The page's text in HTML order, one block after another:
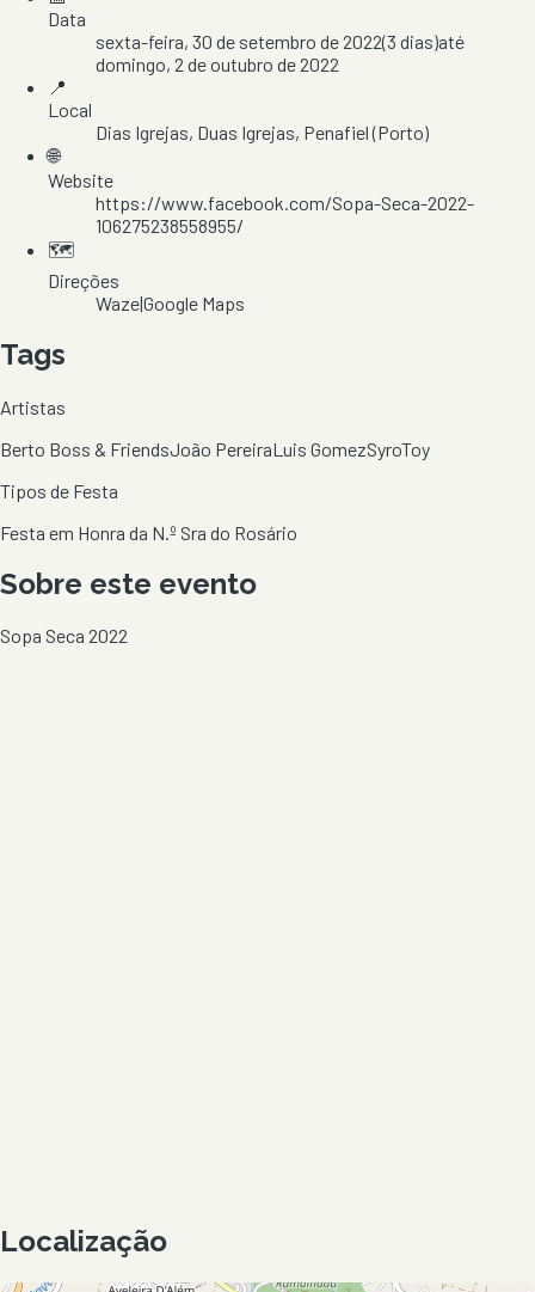
Data
sexta-feira, 30 de setembro de 2022(3 dias)até
domingo, 2 de outubro de 2022
📍
Local
Dias Igrejas, Duas Igrejas, Penafiel(Porto)
🌐
Website
https://www.facebook.com/Sopa-Seca-2022-
106275238558955/
🗺️
Direções
Waze|Google Maps
Tags
Artistas
Berto Boss & FriendsJoão PereiraLuis GomezSyroToy
Tipos de Festa
Festa em Honra da N.º Sra do Rosário
Sobre este evento
Sopa Seca 2022
Localização